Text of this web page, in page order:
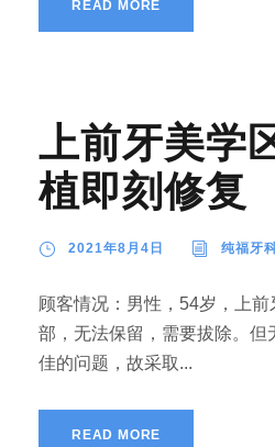
READ MORE
上前牙美学
植即刻修复
2021年8月4日 纯福牙
顾客情况：男性，54岁，上
部，无法保留，需要拔除。但
佳的问题，故采取...
READ MORE